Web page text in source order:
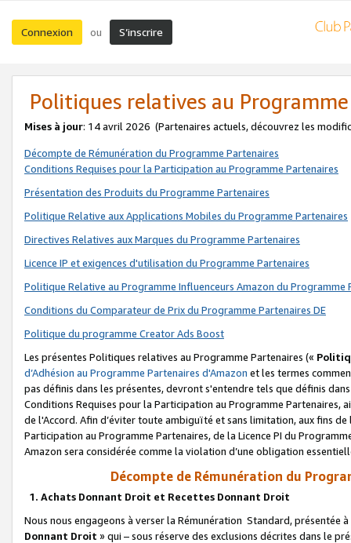
Connexion ou S’inscrire
Politiques relatives au
Mises à jour: 14 avril 2026 (Partenaires actuels, découvrez les
Décompte de Rémunération du Programme Partenaires
Conditions Requises pour la Participation au Programme Partenaires
Présentation des Produits du Programme Partenaires
Politique Relative aux Applications Mobiles du Programme Partenaires
Directives Relatives aux Marques du Programme Partenaires
Licence IP et exigences d'utilisation du Programme Partenaires
Politique Relative au Programme Influenceurs Amazon du Programme
Conditions du Comparateur de Prix du Programme Partenaires DE
Politique du programme Creator Ads Boost
Les présentes Politiques relatives au Programme Partenaires («
d’Adhésion au Programme Partenaires d'Amazon et les termes
pas définis dans les présentes, devront s'entendre tels que définis
Conditions Requises pour la Participation au Programme Partenaires,
de l'Accord. Afin d’éviter toute ambiguïté et sans limitation, aux fins
Participation au Programme Partenaires, de la Licence PI du
Amazon sera considérée comme la violation d’une obligation
Décompte de Rémunération du
1. Achats Donnant Droit et Recettes Donnant Droit
Nous nous engageons à verser la Rémunération Standard, présentée
Donnant Droit » qui – sous réserve des exclusions décrites dans le